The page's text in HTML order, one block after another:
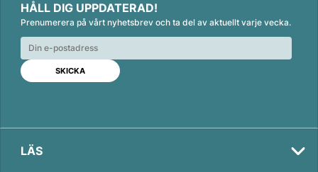
n
k
e
d
n
c
e
b
o
o
k
a
i
l
HÅLL DIG UPPDATERAD!
Prenumerera på vårt nyhetsbrev och ta del av aktuellt varje vecka.
LÄS